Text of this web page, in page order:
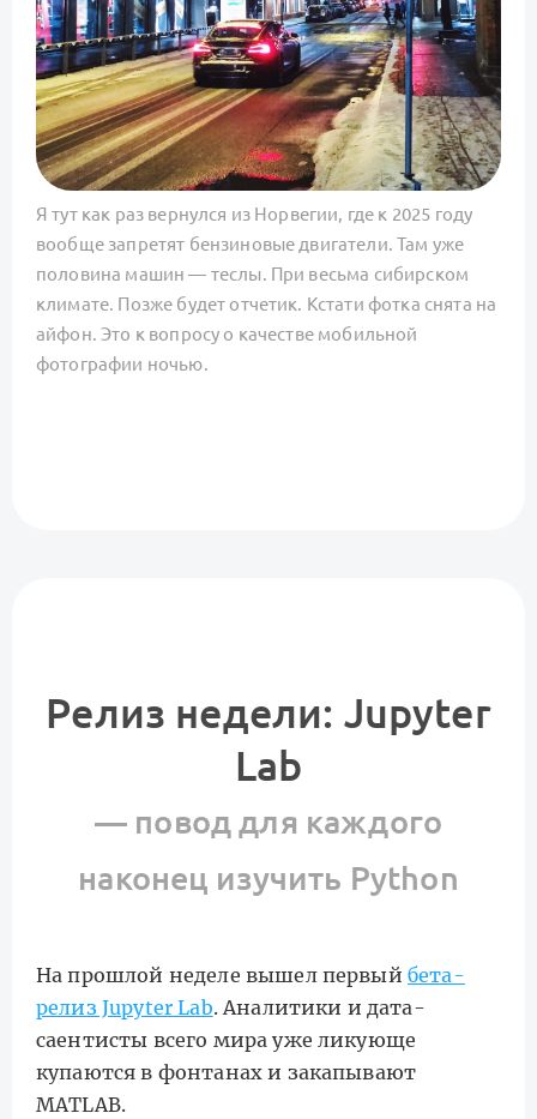
Я тут как раз вернулся из Норвегии, где к 2025 году
вообще запретят бензиновые двигатели. Там уже
половина машин — теслы. При весьма сибирском
климате. Позже будет отчетик. Кстати фотка снята на
айфон. Это к вопросу о качестве мобильной
фотографии ночью.
Релиз недели: Jupyter
Lab
— повод для каждого
наконец изучить Python
На прошлой неделе вышел первый бета-
релиз Jupyter Lab. Аналитики и дата-
саентисты всего мира уже ликующе
купаются в фонтанах и закапывают
MATLAB.